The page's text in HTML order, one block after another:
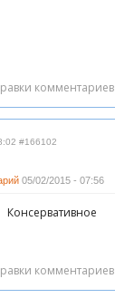
комментариев
#166102
05/02/2015 - 07:56
Консервативное
комментариев